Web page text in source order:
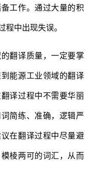
工作。通过大量的积
程中出现失误。
翻译质量，一定要掌
能源工业领域的翻译
译过程中不需要华丽
简练、准确，逻辑严
在翻译过程中尽量避
棱两可的词汇，从而